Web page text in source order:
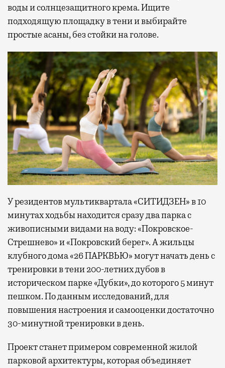
воды и солнцезащитного крема. Ищите
подходящую площадку в тени и выбирайте
простые асаны, без стойки на голове.
У резидентов мультиквартала «СИТИДЗЕН» в 10
минутах ходьбы находится сразу два парка с
живописными видами на воду: «Покровское-
Стрешнево» и «Покровский берег». А жильцы
клубного дома «26 ПАРКВЬЮ» могут начать день с
тренировки в тени 200-летних дубов в
историческом парке «Дубки», до которого 5 минут
пешком. По данным исследований, для
повышения настроения и самооценки достаточно
30-минутной тренировки в день.
Проект станет примером современной жилой
парковой архитектуры, которая объединяет